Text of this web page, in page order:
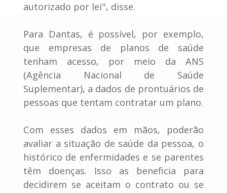
autorizado por lei", disse.
Para Dantas, é possível, por exemplo,
que empresas de planos de saúde
tenham acesso, por meio da ANS
(Agência Nacional de Saúde
Suplementar), a dados de prontuários de
pessoas que tentam contratar um plano.
Com esses dados em mãos, poderão
avaliar a situação de saúde da pessoa, o
histórico de enfermidades e se parentes
têm doenças. Isso as beneficia para
decidirem se aceitam o contrato ou se